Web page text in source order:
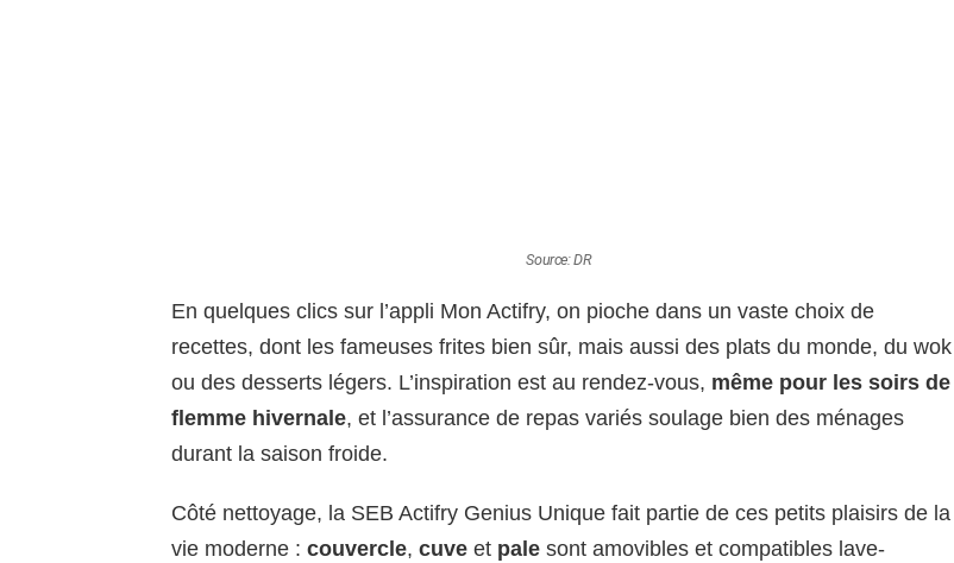
Source: DR
En quelques clics sur l’appli Mon Actifry, on pioche dans un vaste choix de
recettes, dont les fameuses frites bien sûr, mais aussi des plats du monde, du wok
ou des desserts légers. L’inspiration est au rendez-vous, même pour les soirs de
flemme hivernale, et l’assurance de repas variés soulage bien des ménages
durant la saison froide.
Côté nettoyage, la SEB Actifry Genius Unique fait partie de ces petits plaisirs de la
vie moderne : couvercle, cuve et pale sont amovibles et compatibles lave-